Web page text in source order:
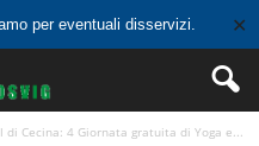
per eventuali disservizi. ✕
di Cecina: 4 Giornata gratuita di Yoga e...